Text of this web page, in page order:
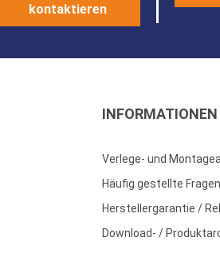
kontaktieren
INFORMATIONEN
Verlege- und
Häufig gestellte Fragen
Herstellergarantie /
Download- /